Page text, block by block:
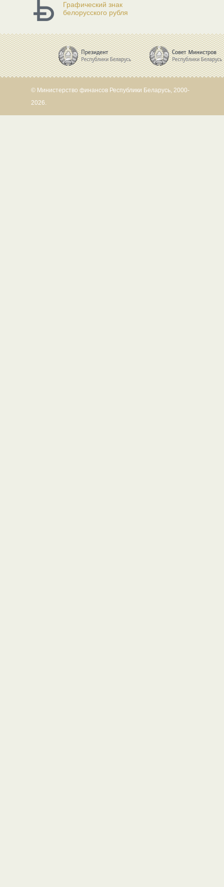
Графический знак
белорусского рубля
© Министерство финансов Республики Беларусь, 2000-
2026.